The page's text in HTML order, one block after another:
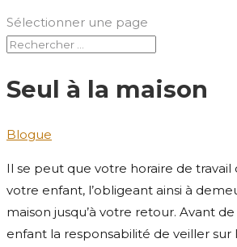
Sélectionner une page
Seul à la maison
Blogue
Il se peut que votre horaire de travail
votre enfant, l’obligeant ainsi à
maison jusqu’à votre retour. Avant
enfant la responsabilité de veiller sur